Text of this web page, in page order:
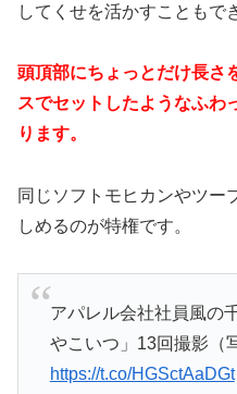
してくせを活かすこともで
頭頂部にちょっとだけ長さ
スでセットしたようなふわ
ります。
同じソフトモヒカンやツー
しめるのが特権です。
アパレル会社社員風の
やこいつ」13回撮影（
https://t.co/HGSctAaDGt